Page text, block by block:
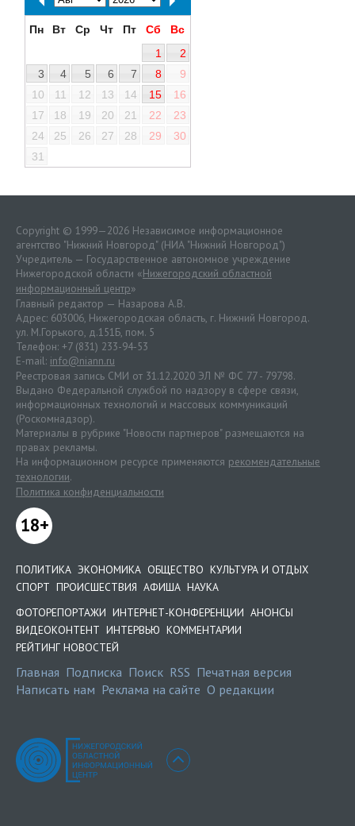
Пн Вт Ср Чт Пт Сб
Вс
1
2
3
4 5 6 7 8
9
10
11 12 13 14 15
16
17
18 19 20 21 22
23
24
25 26 27 28 29
30
31
Copyright © 1999—2026 Независимое информационное
агентство "Нижний Новгород" (НИА "Нижний Новгород")
Учредитель — Государственное автономное учреждение
Нижегородской области «Нижегородский областной
информационный центр»
Главный редактор — Назарова А.В.
Адрес: 603006, Нижегородская область, г. Нижний Новгород.
ул. М.Горького, д.151Б, пом. 5
Телефон: +7 (831) 233-94-53
E-mail: info@niann.ru
Реестровая запись СМИ от 31.12.2020 ЭЛ № ФС 77 - 79798.
Выдано Федеральной службой по надзору в сфере связи,
информационных технологий и массовых коммуникаций
(Роскомнадзор).
Материалы в рубрике "Новости партнеров" размещаются на
правах рекламы.
На информационном ресурсе применяются рекомендательные
технологии.
Политика конфиденциальности
18+
ПОЛИТИКА ЭКОНОМИКА ОБЩЕСТВО КУЛЬТУРА И ОТДЫХ
СПОРТ ПРОИСШЕСТВИЯ АФИША НАУКА
ФОТОРЕПОРТАЖИ ИНТЕРНЕТ-КОНФЕРЕНЦИИ АНОНСЫ
ВИДЕОКОНТЕНТ ИНТЕРВЬЮ КОММЕНТАРИИ
РЕЙТИНГ НОВОСТЕЙ
Главная Подписка Поиск RSS Печатная версия
Написать нам Реклама на сайте О редакции